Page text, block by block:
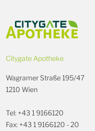
Citygate Apotheke
Wagramer Straße 195/47
1210 Wien
Tel: +43 1 9166120
Fax: +43 1 9166120 - 20